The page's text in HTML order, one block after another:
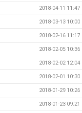
2018-04-11 11:47
2018-03-13 10:00
2018-02-16 11:17
2018-02-05 10:36
2018-02-02 12:04
2018-02-01 10:30
2018-01-29 10:26
2018-01-23 09:21